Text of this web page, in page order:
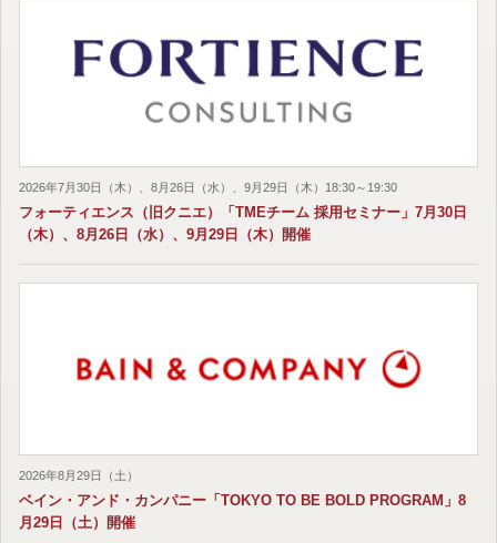
2026年7月30日（木）、8月26日（水）、9月29日（木）18:30～19:30
フォーティエンス（旧クニエ）「TMEチーム 採用セミナー」7月30日
（木）、8月26日（水）、9月29日（木）開催
2026年8月29日（土）
ベイン・アンド・カンパニー「TOKYO TO BE BOLD PROGRAM」8
月29日（土）開催